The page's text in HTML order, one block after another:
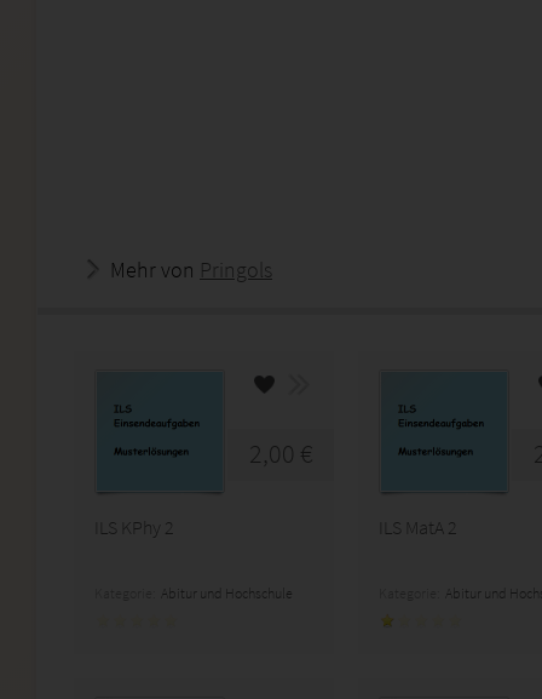
Mehr von Pringols
2,00 €
ILS KPhy 2
Abitur und Hochschule
ILS MatA 2
Abitur und